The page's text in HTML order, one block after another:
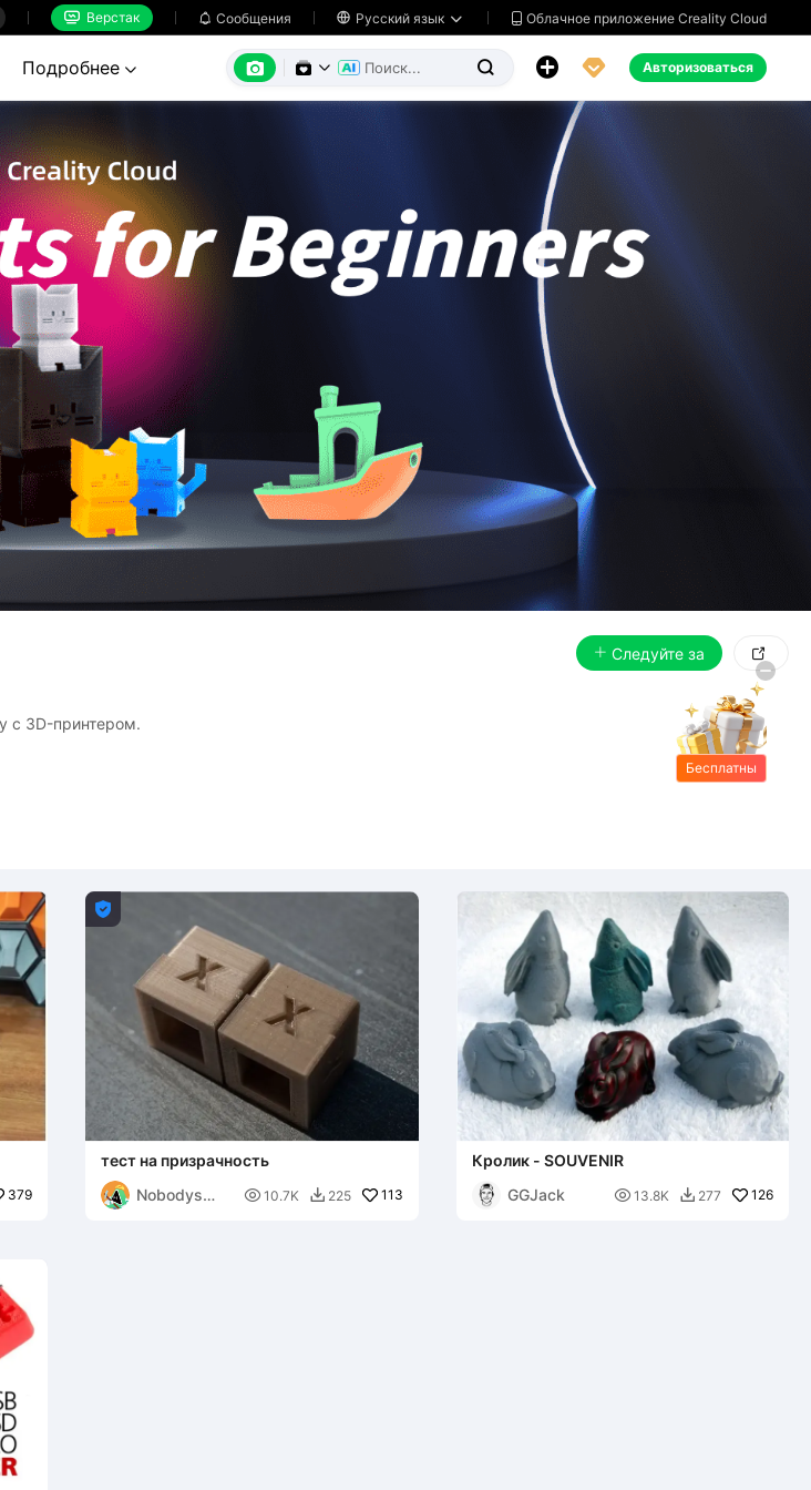
 Верстак  Сообщения  Русский язык   Облачное приложение Creality Cloud
Подробнее       Авторизоваться
Следуйте за 
379

тест на призрачность
Nobodys
 10.7K  225 113
Кролик - SOUVENIR
GGJack
 13.8K  277 126
Бесплатны